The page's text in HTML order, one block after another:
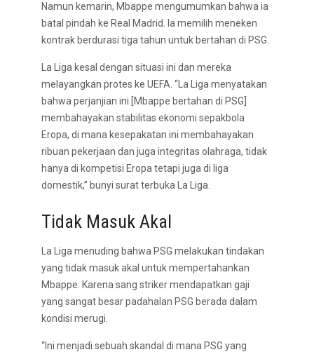
Namun kemarin, Mbappe mengumumkan bahwa ia
batal pindah ke Real Madrid. Ia memilih meneken
kontrak berdurasi tiga tahun untuk bertahan di PSG.
La Liga kesal dengan situasi ini dan mereka
melayangkan protes ke UEFA. “La Liga menyatakan
bahwa perjanjian ini [Mbappe bertahan di PSG]
membahayakan stabilitas ekonomi sepakbola
Eropa, di mana kesepakatan ini membahayakan
ribuan pekerjaan dan juga integritas olahraga, tidak
hanya di kompetisi Eropa tetapi juga di liga
domestik,” bunyi surat terbuka La Liga.
Tidak Masuk Akal
La Liga menuding bahwa PSG melakukan tindakan
yang tidak masuk akal untuk mempertahankan
Mbappe. Karena sang striker mendapatkan gaji
yang sangat besar padahalan PSG berada dalam
kondisi merugi.
“Ini menjadi sebuah skandal di mana PSG yang